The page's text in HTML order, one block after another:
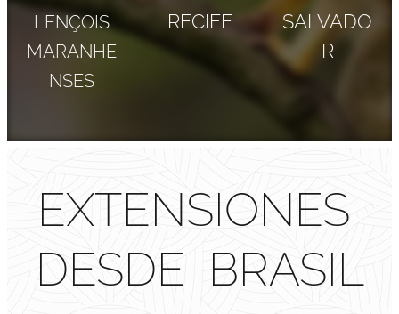
LENÇOIS
MARANHE
NSES
RECIFE
SALVADO
R
EXTENSIONES
DESDE BRASIL